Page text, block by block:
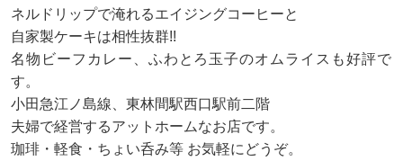
ネルドリップで淹れるエイジングコーヒーと
自家製ケーキは相性抜群!!
名物ビーフカレー、ふわとろ玉子のオムライスも好評で
す。
小田急江ノ島線、東林間駅西口駅前二階
夫婦で経営するアットホームなお店です。
珈琲・軽食・ちょい呑み等 お気軽にどうぞ。